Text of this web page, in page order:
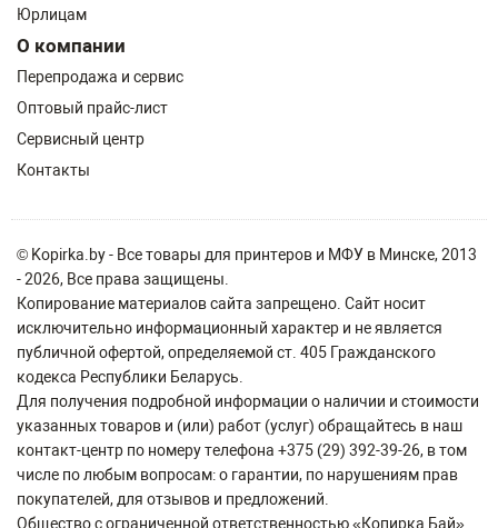
Юрлицам
О компании
Перепродажа и сервис
Оптовый прайс-лист
Сервисный центр
Контакты
© Kopirka.by - Все товары для принтеров и МФУ в Минске, 2013
- 2026, Все права защищены.
Копирование материалов сайта запрещено. Сайт носит
исключительно информационный характер и не является
публичной офертой, определяемой ст. 405 Гражданского
кодекса Республики Беларусь.
Для получения подробной информации о наличии и стоимости
указанных товаров и (или) работ (услуг) обращайтесь в наш
контакт-центр по номеру телефона +375 (29) 392-39-26, в том
числе по любым вопросам: о гарантии, по нарушениям прав
покупателей, для отзывов и предложений.
Общество с ограниченной ответственностью «Копирка Бай»